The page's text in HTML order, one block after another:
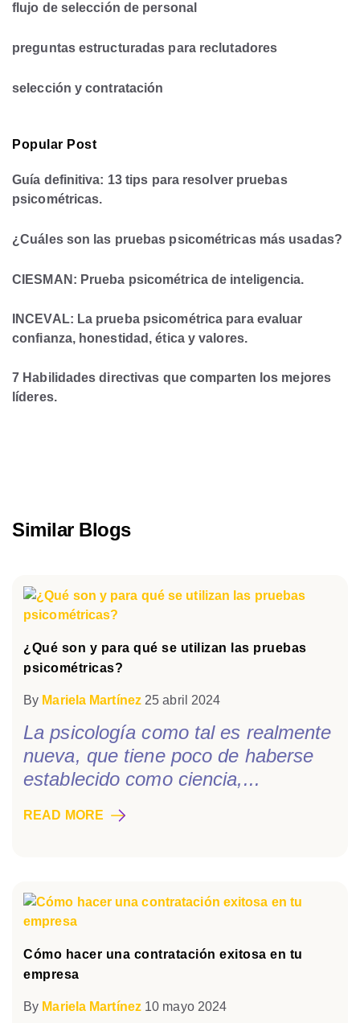
flujo de selección de personal
preguntas estructuradas para reclutadores
selección y contratación
Popular Post
Guía definitiva: 13 tips para resolver pruebas
psicométricas.
¿Cuáles son las pruebas psicométricas más usadas?
CIESMAN: Prueba psicométrica de inteligencia.
INCEVAL: La prueba psicométrica para evaluar
confianza, honestidad, ética y valores.
7 Habilidades directivas que comparten los mejores
líderes.
Similar Blogs
¿Qué son y para qué se utilizan las pruebas
psicométricas?
By Mariela Martínez 25 abril 2024
La psicología como tal es realmente
nueva, que tiene poco de haberse
establecido como ciencia,...
READ MORE
Cómo hacer una contratación exitosa en tu
empresa
By Mariela Martínez 10 mayo 2024